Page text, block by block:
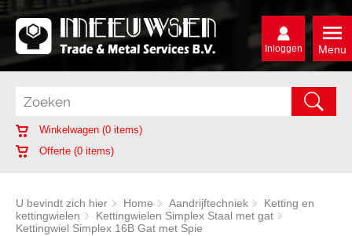
Menu
Inloggen
Winkelwagen (0 items)
Offerte (0 items)
U bevindt zich hier Home Aandrijftechniek
Ketting en
kettingwielen
Kettingwielen Simplex Staal met gat
Kettingwiel Simplex 16B Gat met Spie